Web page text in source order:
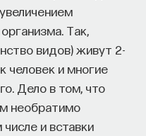
Так,
видов) живут 2-
человек и многие
Дело в том, что
необратимо
и вставки
"ПостНаука", религиовед